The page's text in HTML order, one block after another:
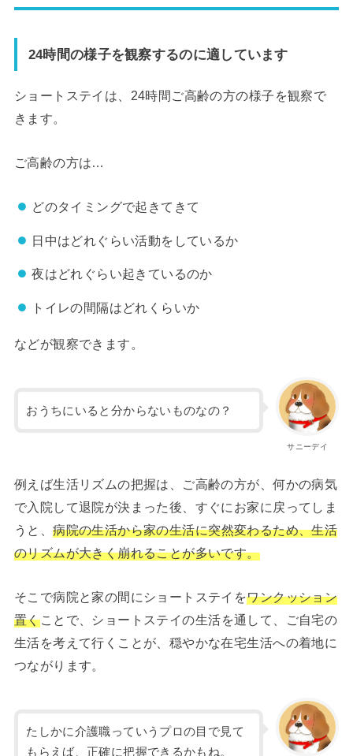
24時間の様子を観察するのに適しています
ショートステイは、24時間ご高齢の方の様子を観察で
きます。
ご高齢の方は…
どのタイミングで起きてきて
日中はどれぐらい活動をしているか
夜はどれぐらい起きているのか
トイレの間隔はどれくらいか
などが観察できます。
サニーデイ
おうちにいると分からないものなの？
例えば生活リズムの把握は、ご高齢の方が、何かの病気
で入院して退院が決まった後、すぐにお家に戻ってしま
うと、病院の生活から家の生活に突然変わるため、生活
のリズムが大きく崩れることが多いです。
そこで病院と家の間にショートステイをワンクッション
置くことで、ショートステイの生活を通して、ご自宅の
生活を考えて行くことが、穏やかな在宅生活への着地に
つながります。
たしかに介護職っていうプロの目で見て
もらえば、正確に把握できるかもね。